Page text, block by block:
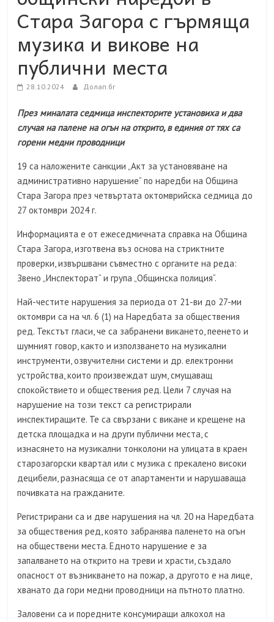
Стара Загора с гърмяща
музика и викове на
публични места
28.10.2024 Долап.бг
През миналата седмица инспекторите установиха и два
случая на палене на огън на открито, в единия от тях са
горени медни проводници
19 са наложените санкции „Акт за установяване на
административно нарушение“ по наредби на Община
Стара Загора през четвъртата октомврийска седмица до
27 октомври 2024 г.
Информацията е от ежеседмичната справка на Община
Стара Загора, изготвена въз основа на стриктните
проверки, извършвани съвместно с органите на реда:
Звено „Инспекторат“ и група „Общинска полиция“.
Най-честите нарушения за периода от 21-ви до 27-ми
октомври са на чл. 6 (1) на Наредбата за обществения
ред. Текстът гласи, че са забранени викането, пеенето и
шумният говор, както и използването на музикални
инструменти, озвучителни системи и др. електронни
устройства, които произвеждат шум, смущаващ
спокойствието и обществения ред. Цели 7 случая на
нарушение на този текст са регистрирали
инспектиращите. Те са свързани с викане и крещене на
детска площадка и на други публични места, с
изнасянето на музикални тонколони на улицата в краен
старозагорски квартал или с музика с прекалено високи
децибели, разнасяща се от апартаменти и нарушаваща
почивката на гражданите.
Регистрирани са и две нарушения на чл. 20 на Наредбата
за обществения ред, която забранява паленето на огън
на обществени места. Едното нарушение е за
запалването на открито на треви и храсти, създало
опасност от възникването на пожар, а другото е на лице,
хванато да гори медни проводници на пътното платно.
Заловени са и поредните консумиращи алкохол на